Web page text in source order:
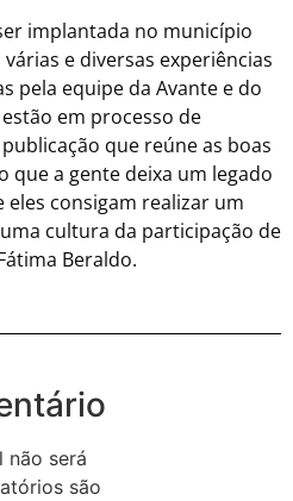
implantada no município
e diversas experiências
pela equipe da Avante e do
em processo de
que reúne as boas
que a gente deixa um legado
consigam realizar um
cultura da participação de
Beraldo.
não será
são